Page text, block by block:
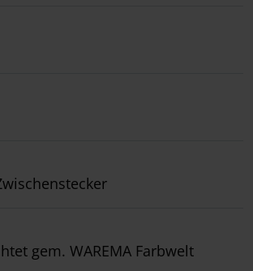
gem. WAREMA Farbwelt